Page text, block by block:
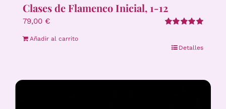
Clases de Flamenco Inicial, 1-12
79,00 €
Añadir al carrito
Detalles